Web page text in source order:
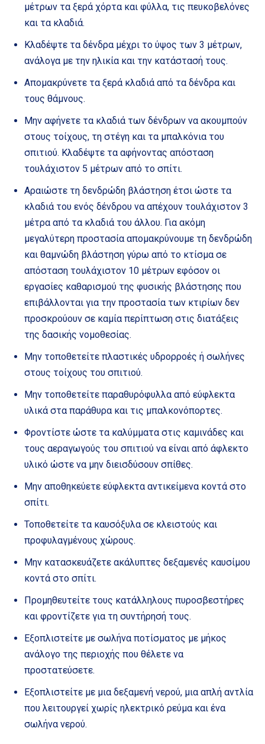
μέτρων τα ξερά χόρτα και φύλλα, τις πευκοβελόνες
και τα κλαδιά.
Κλαδέψτε τα δένδρα μέχρι το ύψος των 3 μέτρων,
ανάλογα με την ηλικία και την κατάστασή τους.
Απομακρύνετε τα ξερά κλαδιά από τα δένδρα και
τους θάμνους.
Μην αφήνετε τα κλαδιά των δένδρων να ακουμπούν
στους τοίχους, τη στέγη και τα μπαλκόνια του
σπιτιού. Κλαδέψτε τα αφήνοντας απόσταση
τουλάχιστον 5 μέτρων από το σπίτι.
Αραιώστε τη δενδρώδη βλάστηση έτσι ώστε τα
κλαδιά του ενός δένδρου να απέχουν τουλάχιστον 3
μέτρα από τα κλαδιά του άλλου. Για ακόμη
μεγαλύτερη προστασία απομακρύνουμε τη δενδρώδη
και θαμνώδη βλάστηση γύρω από το κτίσμα σε
απόσταση τουλάχιστον 10 μέτρων εφόσον οι
εργασίες καθαρισμού της φυσικής βλάστησης που
επιβάλλονται για την προστασία των κτιρίων δεν
προσκρούουν σε καμία περίπτωση στις διατάξεις
της δασικής νομοθεσίας.
Μην τοποθετείτε πλαστικές υδρορροές ή σωλήνες
στους τοίχους του σπιτιού.
Μην τοποθετείτε παραθυρόφυλλα από εύφλεκτα
υλικά στα παράθυρα και τις μπαλκονόπορτες.
Φροντίστε ώστε τα καλύμματα στις καμινάδες και
τους αεραγωγούς του σπιτιού να είναι από άφλεκτο
υλικό ώστε να μην διεισδύσουν σπίθες.
Μην αποθηκεύετε εύφλεκτα αντικείμενα κοντά στο
σπίτι.
Τοποθετείτε τα καυσόξυλα σε κλειστούς και
προφυλαγμένους χώρους.
Μην κατασκευάζετε ακάλυπτες δεξαμενές καυσίμου
κοντά στο σπίτι.
Προμηθευτείτε τους κατάλληλους πυροσβεστήρες
και φροντίζετε για τη συντήρησή τους.
Εξοπλιστείτε με σωλήνα ποτίσματος με μήκος
ανάλογο της περιοχής που θέλετε να
προστατεύσετε.
Εξοπλιστείτε με μια δεξαμενή νερού, μια απλή αντλία
που λειτουργεί χωρίς ηλεκτρικό ρεύμα και ένα
σωλήνα νερού.